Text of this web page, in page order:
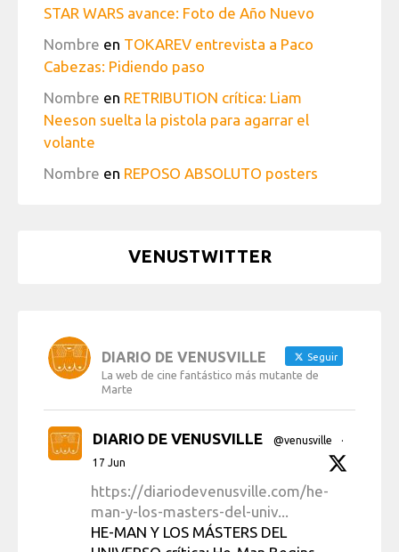
STAR WARS avance: Foto de Año Nuevo
Nombre en TOKAREV entrevista a Paco
Cabezas: Pidiendo paso
Nombre en RETRIBUTION crítica: Liam
Neeson suelta la pistola para agarrar el
volante
Nombre en REPOSO ABSOLUTO posters
VENUSTWITTER
DIARIO DE VENUSVILLE Seguir
La web de cine fantástico más mutante de
Marte
DIARIO DE VENUSVILLE @venusville
·
17 Jun
https://diariodevenusville.com/he-
man-y-los-masters-del-univ...
HE-MAN Y LOS MÁSTERS DEL